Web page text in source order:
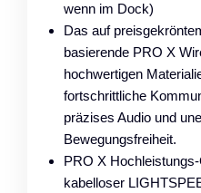
wenn im Dock)
Das auf
basierende PRO X
hochwertigen
fortschrittliche
präzises Audio und
Bewegungsfreiheit.
PRO X
kabelloser